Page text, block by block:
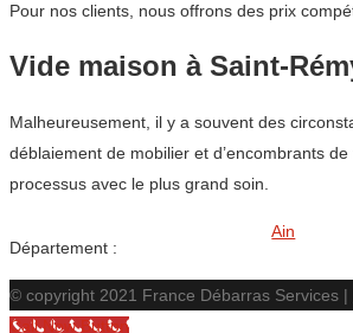
Pour nos clients, nous offrons des prix
Vide maison à Saint-
Malheureusement, il y a souvent des
déblaiement de mobilier et d’encombrants
processus avec le plus grand soin.
Département :
Ain
© copyright 2021 France Débarras Services |
Call Now Button